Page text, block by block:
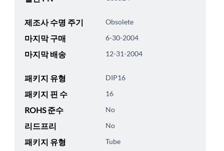
제조사 수명 주기 Obsolete
마지막 구매 6-30-2004
마지막 배송 12-31-2004
패키지 유형 DIP16
패키지 핀 수 16
ROHS 준수 No
리드프리 No
패키지 유형 Tube